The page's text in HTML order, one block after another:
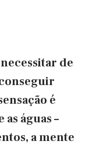
de
é
águas –
a mente